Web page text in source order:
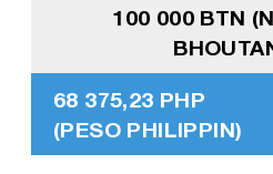
100 000 BTN
68 375,23 PHP
(PESO PHILIPPIN)